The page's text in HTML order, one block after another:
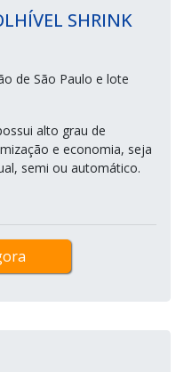
SHRINK
de São Paulo e lote
alto grau de
e economia, seja
semi ou automático.